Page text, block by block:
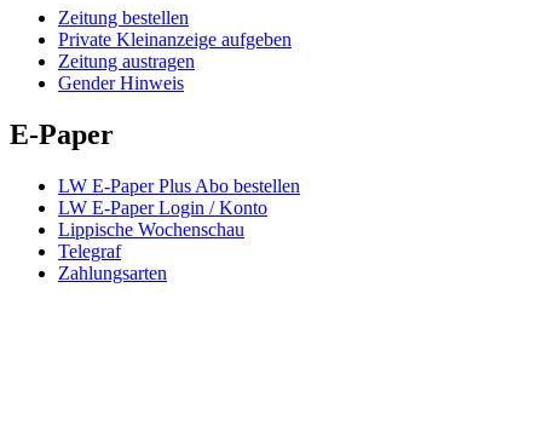
Zeitung bestellen
Private Kleinanzeige aufgeben
Zeitung austragen
Gender Hinweis
E-Paper
LW E-Paper Plus Abo bestellen
LW E-Paper Login / Konto
Lippische Wochenschau
Telegraf
Zahlungsarten